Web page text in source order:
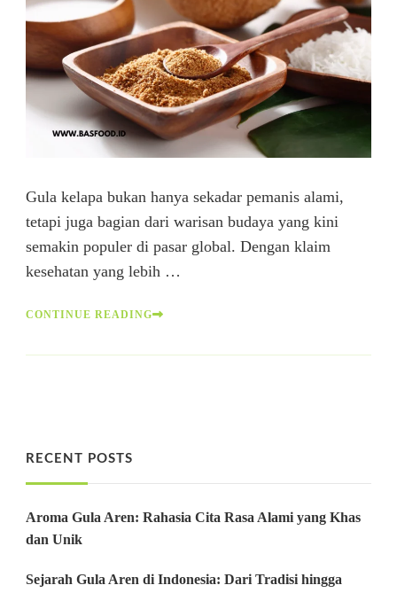
Gula kelapa bukan hanya sekadar pemanis alami,
tetapi juga bagian dari warisan budaya yang kini
semakin populer di pasar global. Dengan klaim
kesehatan yang lebih …
CONTINUE READING
RECENT POSTS
Aroma Gula Aren: Rahasia Cita Rasa Alami yang Khas
dan Unik
Sejarah Gula Aren di Indonesia: Dari Tradisi hingga